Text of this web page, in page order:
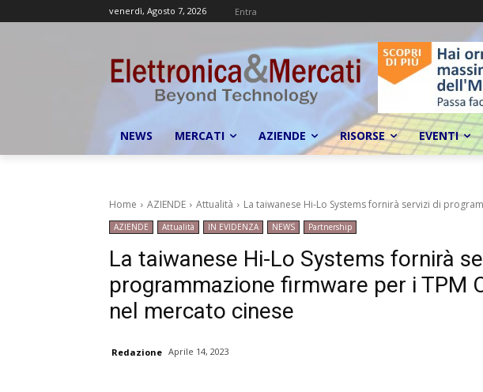
venerdì, Agosto 7, 2026 Entra
NEWS MERCATI AZIENDE RISORSE EVENTI
Home AZIENDE Attualità La taiwanese Hi-Lo Systems fornirà servizi di
AZIENDE Attualità IN EVIDENZA NEWS Partnership
La taiwanese Hi-Lo Systems fornirà
programmazione firmware per i TPM
nel mercato cinese
Redazione Aprile 14, 2023